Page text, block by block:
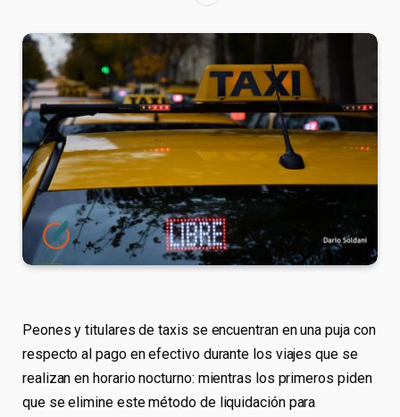
Peones y titulares de taxis se encuentran en una puja con
respecto al pago en efectivo durante los viajes que se
realizan en horario nocturno: mientras los primeros piden
que se elimine este método de liquidación para